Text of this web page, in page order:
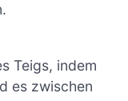
Teigs, indem
es zwischen